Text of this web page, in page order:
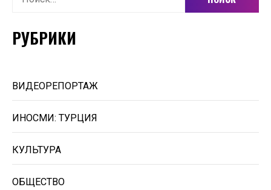
РУБРИКИ
ВИДЕОРЕПОРТАЖ
ИНОСМИ: ТУРЦИЯ
КУЛЬТУРА
ОБЩЕСТВО